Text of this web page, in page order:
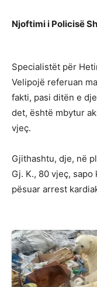
Njoftimi i Policisë
Specialistët për
Velipojë referuan
fakti, pasi ditën e
det, është mbytur
vjeç.
Gjithashtu, dje, në
Gj. K., 80 vjeç,
pësuar arrest